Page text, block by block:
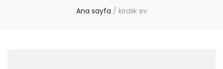
Ana sayfa / kiralık ev